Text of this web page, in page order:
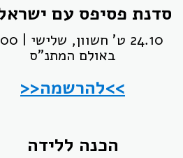
סדנת פסיפס עם
24.10 ט' חשוון, שלישי | 16:00
באולם המתנ"ס
>>להרשמה<<
הכנה ללידה